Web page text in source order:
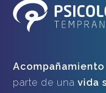
parte de una vida